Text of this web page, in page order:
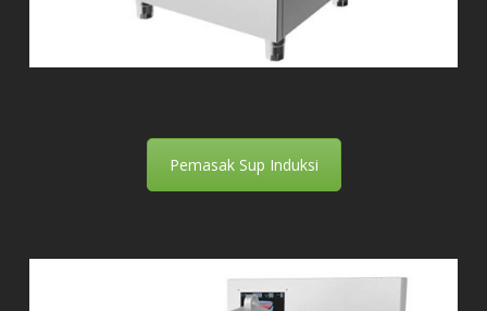
Pemasak Sup Induksi